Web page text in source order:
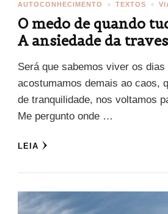
AUTOCONHECIMENTO
TEXTOS
O medo de quando
A ansiedade da
Será que sabemos viver os
acostumamos demais ao caos,
de tranquilidade, nos voltamos
Me pergunto onde …
LEIA